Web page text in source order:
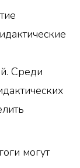
Среди
могут